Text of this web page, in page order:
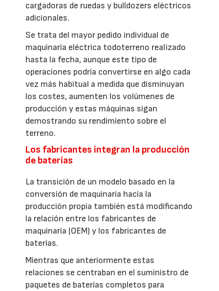
cargadoras de ruedas y bulldozers eléctricos
adicionales.
Se trata del mayor pedido individual de
maquinaria eléctrica todoterreno realizado
hasta la fecha, aunque este tipo de
operaciones podría convertirse en algo cada
vez más habitual a medida que disminuyan
los costes, aumenten los volúmenes de
producción y estas máquinas sigan
demostrando su rendimiento sobre el
terreno.
Los fabricantes integran la producción
de baterías
La transición de un modelo basado en la
conversión de maquinaria hacia la
producción propia también está modificando
la relación entre los fabricantes de
maquinaria (OEM) y los fabricantes de
baterías.
Mientras que anteriormente estas
relaciones se centraban en el suministro de
paquetes de baterías completos para